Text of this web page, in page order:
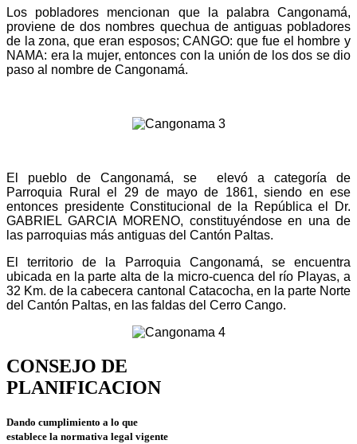
Los pobladores mencionan que la palabra Cangonamá,
proviene de dos nombres quechua de antiguas pobladores
de la zona, que eran esposos; CANGO: que fue el hombre y
NAMA: era la mujer, entonces con la unión de los dos se dio
paso al nombre de Cangonamá.
El pueblo de Cangonamá, se elevó a categoría de
Parroquia Rural el 29 de mayo de 1861, siendo en ese
entonces presidente Constitucional de la República el Dr.
GABRIEL GARCIA MORENO, constituyéndose en una de
las parroquias más antiguas del Cantón Paltas.
El territorio de la Parroquia Cangonamá, se encuentra
ubicada en la parte alta de la micro-cuenca del río Playas, a
32 Km. de la cabecera cantonal Catacocha, en la parte Norte
del Cantón Paltas, en las faldas del Cerro Cango.
CONSEJO DE
PLANIFICACION
Dando cumplimiento a lo que
establece la normativa legal vigente